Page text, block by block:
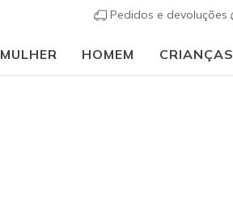
Pedidos e devoluções
MULHER HOMEM CRIANÇAS